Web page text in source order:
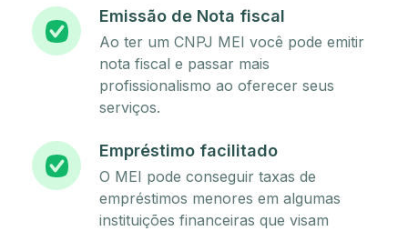
Emissão de Nota fiscal
Ao ter um CNPJ MEI você pode emitir
nota fiscal e passar mais
profissionalismo ao oferecer seus
serviços.
Empréstimo facilitado
O MEI pode conseguir taxas de
empréstimos menores em algumas
instituições financeiras que visam